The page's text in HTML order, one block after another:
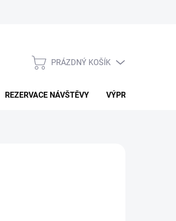
NÁKUPNÍ
PRÁZDNÝ KOŠÍK
REZERVACE NÁVŠTĚVY VÝPRODEJ